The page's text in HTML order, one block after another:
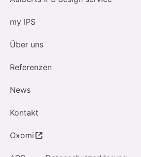
my IPS
Über uns
Referenzen
News
Kontakt
Oxomi